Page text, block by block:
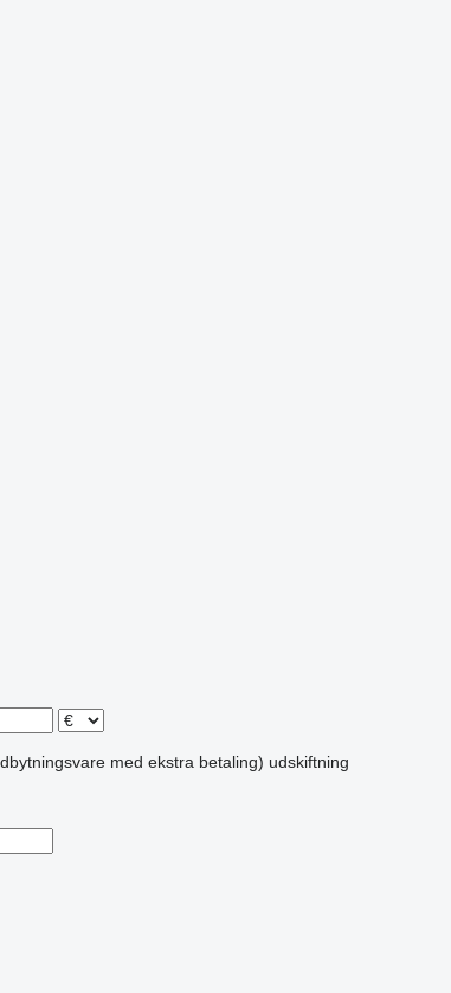
med ekstra betaling) udskiftning